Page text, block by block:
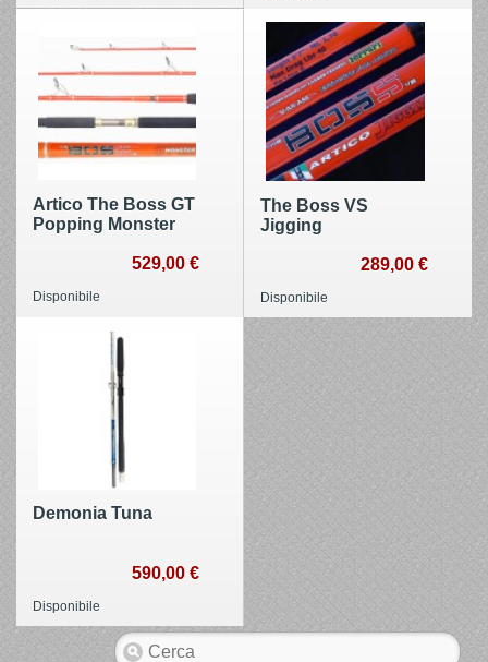
Artico The Boss GT
Popping Monster
529,00 €
Disponibile
The Boss VS
Jigging
289,00 €
Disponibile
Demonia Tuna
590,00 €
Disponibile